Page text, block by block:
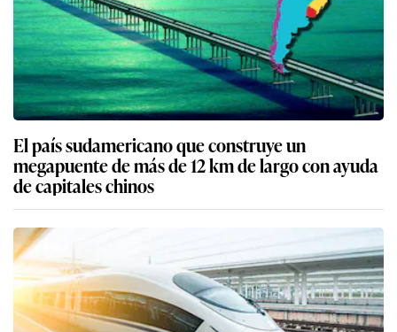
El país sudamericano que construye un
megapuente de más de 12 km de largo con ayuda
de capitales chinos